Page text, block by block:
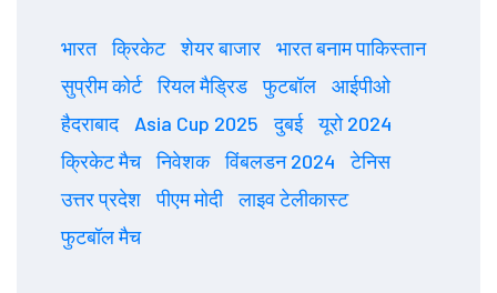
भारत क्रिकेट शेयर बाजार
भारत बनाम पाकिस्तान
सुप्रीम कोर्ट
रियल मैड्रिड फुटबॉल
आईपीओ
हैदराबाद
Asia Cup 2025 दुबई
यूरो 2024
क्रिकेट मैच
निवेशक विंबलडन 2024
टेनिस
उत्तर प्रदेश
पीएम मोदी
लाइव टेलीकास्ट
फुटबॉल मैच